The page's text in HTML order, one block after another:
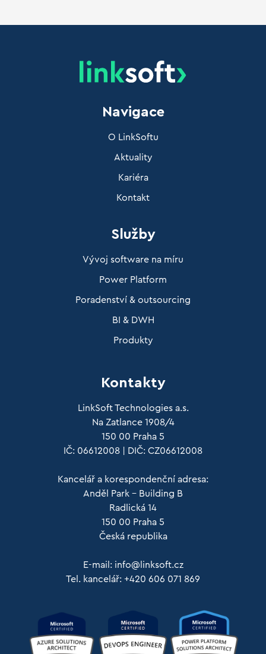
Navigace
O LinkSoftu
Aktuality
Kariéra
Kontakt
Služby
Vývoj software na míru
Power Platform
Poradenství & outsourcing
BI & DWH
Produkty
Kontakty
LinkSoft Technologies a.s.
Na Zatlance 1908/4
150 00 Praha 5
IČ: 06612008 | DIČ: CZ06612008
Kancelář a korespondenční adresa:
Anděl Park – Building B
Radlická 14
150 00 Praha 5
Česká republika
E-mail: info@linksoft.cz
Tel. kancelář: +420 606 071 869